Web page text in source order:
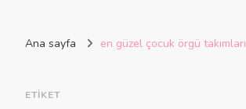
Ana sayfa en güzel çocuk örgü takımları
ETIKET